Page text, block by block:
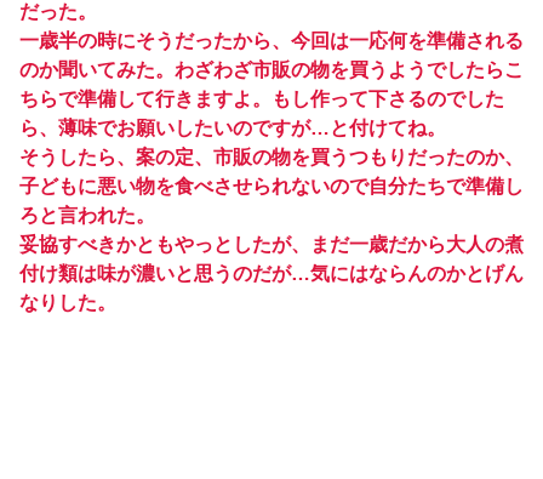
だった。
一歳半の時にそうだったから、今回は一応何を準備される
のか聞いてみた。わざわざ市販の物を買うようでしたらこ
ちらで準備して行きますよ。もし作って下さるのでした
ら、薄味でお願いしたいのですが…と付けてね。
そうしたら、案の定、市販の物を買うつもりだったのか、
子どもに悪い物を食べさせられないので自分たちで準備し
ろと言われた。
妥協すべきかともやっとしたが、まだ一歳だから大人の煮
付け類は味が濃いと思うのだが…気にはならんのかとげん
なりした。